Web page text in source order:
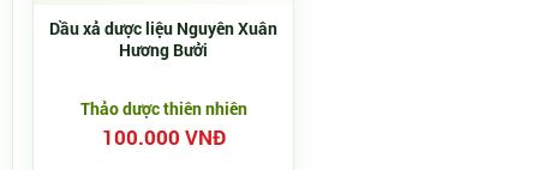
Dầu xả dược liệu Nguyên Xuân
Hương Bưởi
Thảo dược thiên nhiên
100.000 VNĐ